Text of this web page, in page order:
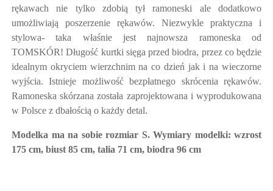
rękawach nie tylko zdobią tył ramoneski ale dodatkowo
umożliwiają poszerzenie rękawów. Niezwykle praktyczna i
stylowa- taka właśnie jest najnowsza ramoneska od
TOMSKÓR! Długość kurtki sięga przed biodra, przez co będzie
idealnym okryciem wierzchnim na co dzień jak i na wieczorne
wyjścia. Istnieje możliwość bezpłatnego skrócenia rękawów.
Ramoneska skórzana została zaprojektowana i wyprodukowana
w Polsce z dbałością o każdy detal.
Modelka ma na sobie rozmiar S. Wymiary modelki: wzrost
175 cm, biust 85 cm, talia 71 cm, biodra 96 cm